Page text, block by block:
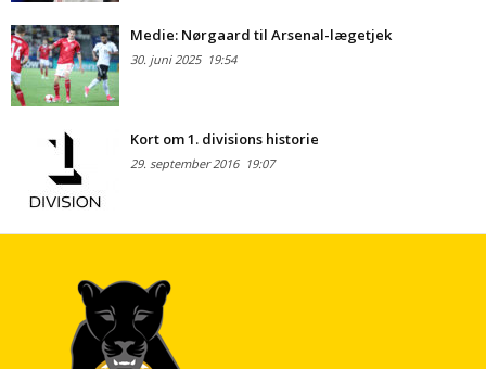
Medie: Nørgaard til Arsenal-lægetjek
30. juni 202519:54
Kort om 1. divisions historie
29. september 201619:07